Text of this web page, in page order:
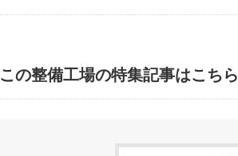
この整備工場の特集記事はこちら